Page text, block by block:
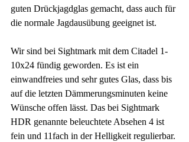
guten Drückjagdglas gemacht, dass auch für
die normale Jagdausübung geeignet ist.
Wir sind bei Sightmark mit dem Citadel 1-
10x24 fündig geworden. Es ist ein
einwandfreies und sehr gutes Glas, dass bis
auf die letzten Dämmerungsminuten keine
Wünsche offen lässt. Das bei Sightmark
HDR genannte beleuchtete Absehen 4 ist
fein und 11fach in der Helligkeit regulierbar.